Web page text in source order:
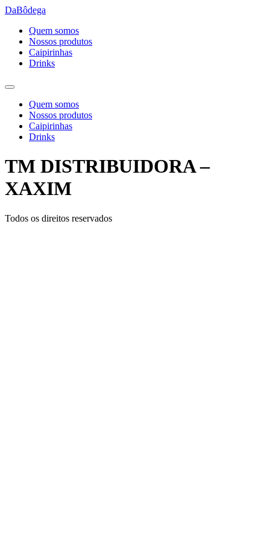
Ir
conteúdo
DaBôdega
Quem somos
Nossos produtos
Caipirinhas
Drinks
Quem somos
Nossos produtos
Caipirinhas
Drinks
TM DISTRIBUIDORA –
XAXIM
Todos os direitos reservados